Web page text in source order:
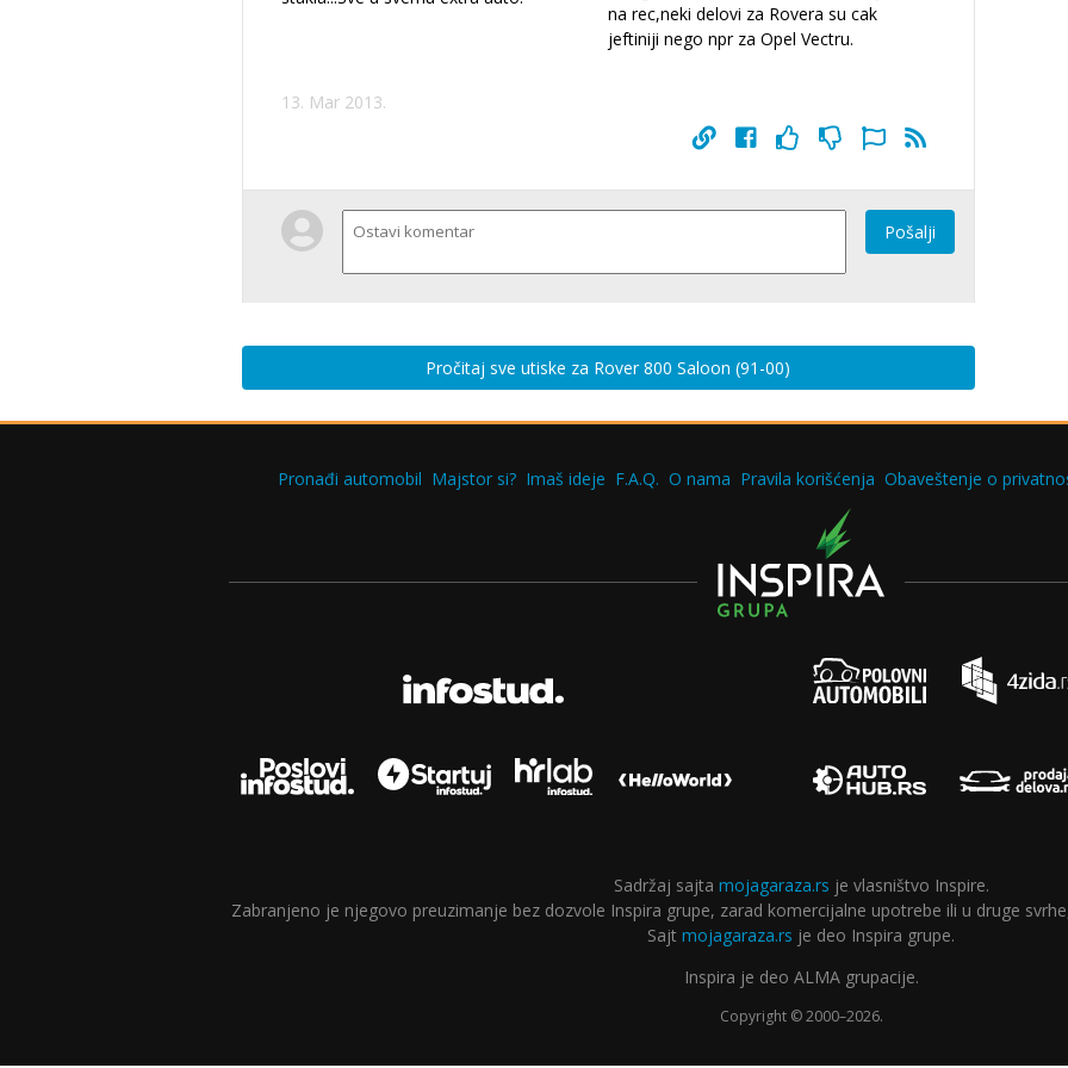
na rec,neki delovi za Rovera su cak
jeftiniji nego npr za Opel Vectru.
13. Mar 2013.
Pošalji
Pročitaj sve utiske za Rover 800 Saloon (91-00)
Pronađi automobil Majstor si? Imaš ideje F.A.Q. O nama Pravila korišćenja Obaveštenje o
Sadržaj sajta mojagaraza.rs je vlasništvo Inspire.
Zabranjeno je njegovo preuzimanje bez dozvole Inspira grupe, zarad komercijalne upotrebe ili u druge
Sajt mojagaraza.rs je deo Inspira grupe.
Inspira je deo ALMA grupacije.
Copyright © 2000–2026.